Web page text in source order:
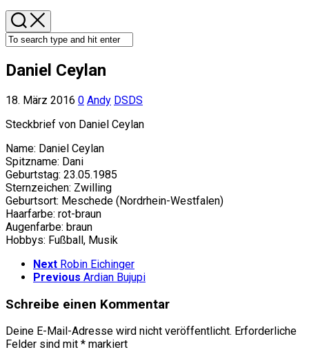
Daniel Ceylan
18. März 2016 0 Andy DSDS
Steckbrief von Daniel Ceylan
Name: Daniel Ceylan
Spitzname: Dani
Geburtstag: 23.05.1985
Sternzeichen: Zwilling
Geburtsort: Meschede (Nordrhein-Westfalen)
Haarfarbe: rot-braun
Augenfarbe: braun
Hobbys: Fußball, Musik
Next Robin Eichinger
Previous Ardian Bujupi
Schreibe einen Kommentar
Deine E-Mail-Adresse wird nicht veröffentlicht. Erforderliche
Felder sind mit * markiert